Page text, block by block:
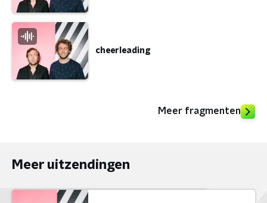
cheerleading
Meer fragmenten
Meer uitzendingen